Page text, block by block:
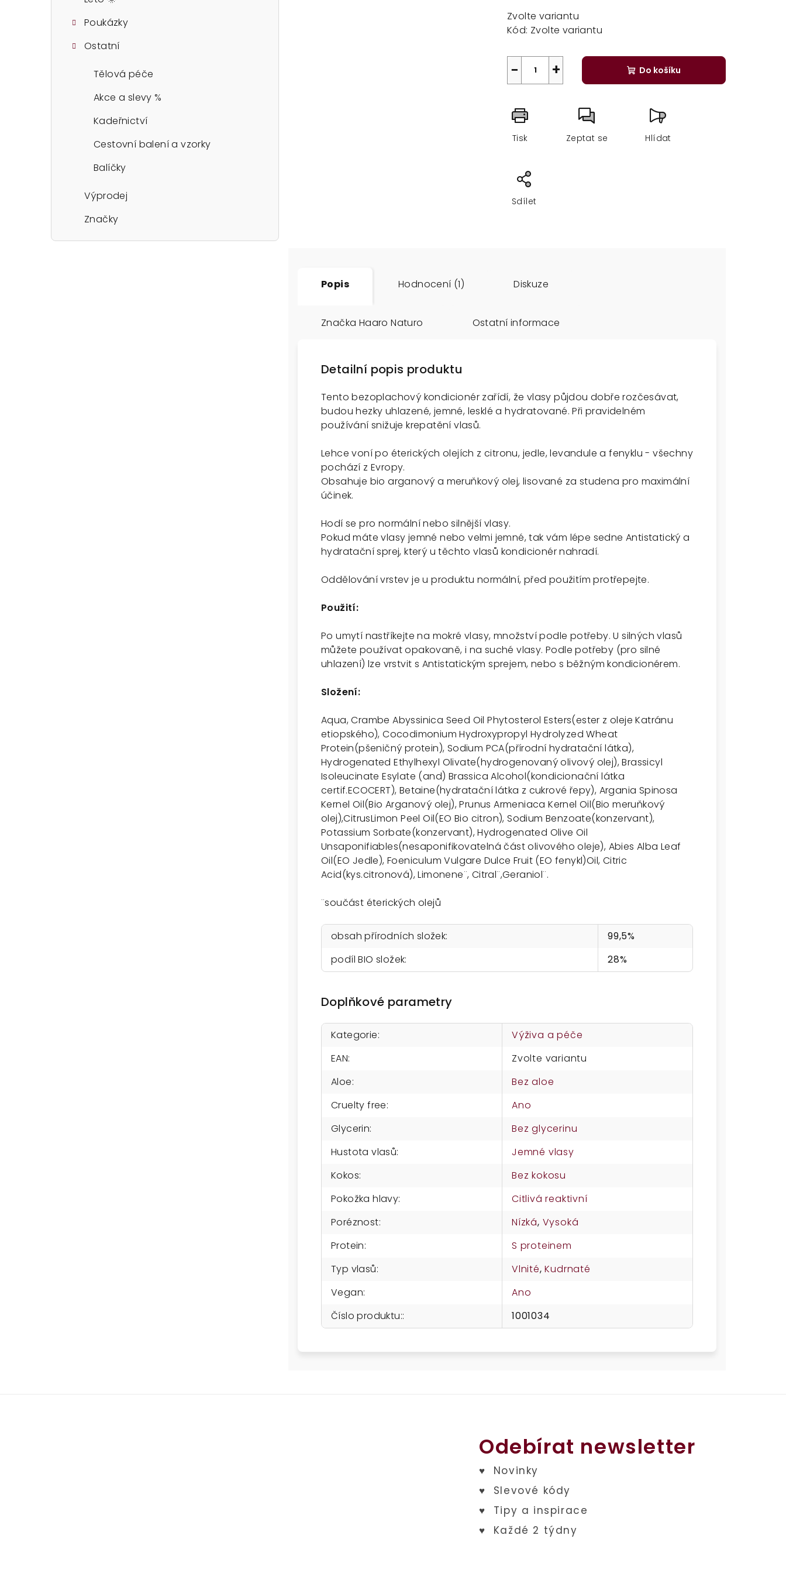
Poukázky
Ostatní
Tělová péče
Akce a slevy %
Kadeřnictví
Cestovní balení a vzorky
Balíčky
Výprodej
Značky
cena:
Zvolte variantu
Kód: Zvolte variantu
+
− Do košíku
Tisk Zeptat se Hlídat
Sdílet
Popis Hodnocení (1) Diskuze
Značka Haaro Naturo Ostatní informace
Detailní popis produktu
Tento bezoplachový kondicionér zařídí, že vlasy půjdou dobře rozčesávat,
budou hezky uhlazené, jemné, lesklé a hydratované. Při pravidelném
používání snižuje krepatění vlasů.
Lehce voní po éterických olejích z citronu, jedle, levandule a fenyklu - všechny
pochází z Evropy.
Obsahuje bio arganový a meruňkový olej, lisované za studena pro maximální
účinek.
Hodí se pro normální nebo silnější vlasy.
Pokud máte vlasy jemné nebo velmi jemné, tak vám lépe sedne Antistatický a
hydratační sprej, který u těchto vlasů kondicionér nahradí.
Oddělování vrstev je u produktu normální, před použitím protřepejte.
Použití:
Po umytí nastříkejte na mokré vlasy, množství podle potřeby. U silných vlasů
můžete používat opakovaně, i na suché vlasy. Podle potřeby (pro silné
uhlazení) lze vrstvit s Antistatickým sprejem, nebo s běžným kondicionérem.
Složení:
Aqua, Crambe Abyssinica Seed Oil Phytosterol Esters(ester z oleje Katránu
etiopského), Cocodimonium Hydroxypropyl Hydrolyzed Wheat
Protein(pšeničný protein), Sodium PCA(přírodní hydratační látka),
Hydrogenated Ethylhexyl Olivate(hydrogenovaný olivový olej), Brassicyl
Isoleucinate Esylate (and) Brassica Alcohol(kondicionační látka
certif.ECOCERT), Betaine(hydratační látka z cukrové řepy), Argania Spinosa
Kernel Oil(Bio Arganový olej), Prunus Armeniaca Kernel Oil(Bio meruňkový
olej),CitrusLimon Peel Oil(EO Bio citron), Sodium Benzoate(konzervant),
Potassium Sorbate(konzervant), Hydrogenated Olive Oil
Unsaponifiables(nesaponifikovatelná část olivového oleje), Abies Alba Leaf
Oil(EO Jedle), Foeniculum Vulgare Dulce Fruit (EO fenykl)Oil, Citric
Acid(kys.citronová), Limonene¨, Citral¨,Geraniol¨.
¨součást éterických olejů
obsah přírodních složek:
99,5%
podíl BIO složek: 28%
Doplňkové parametry
Kategorie:
Výživa a péče
EAN:
Zvolte variantu
Aloe:
Bez aloe
Cruelty free:
Ano
Glycerin:
Bez glycerinu
Hustota vlasů:
Jemné vlasy
Kokos:
Bez kokosu
Pokožka hlavy:
Citlivá reaktivní
Poréznost: Nízká, Vysoká
Protein:
S proteinem
Typ vlasů: Vlnité,Kudrnaté
Vegan:
Ano
Číslo produktu:: 1001034
Odebírat newsletter